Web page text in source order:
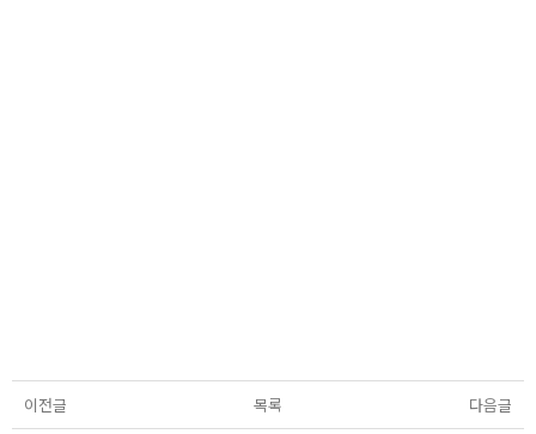
이전글 다음글
목록